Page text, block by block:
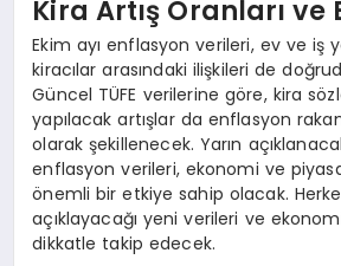
Kira Artış Oranları ve
Ekim ayı enflasyon verileri, ev ve iş
kiracılar arasındaki ilişkileri de
Güncel TÜFE verilerine göre, kira
yapılacak artışlar da enflasyon
olarak şekillenecek. Yarın
enflasyon verileri, ekonomi ve
önemli bir etkiye sahip olacak.
açıklayacağı yeni verileri ve
dikkatle takip edecek.